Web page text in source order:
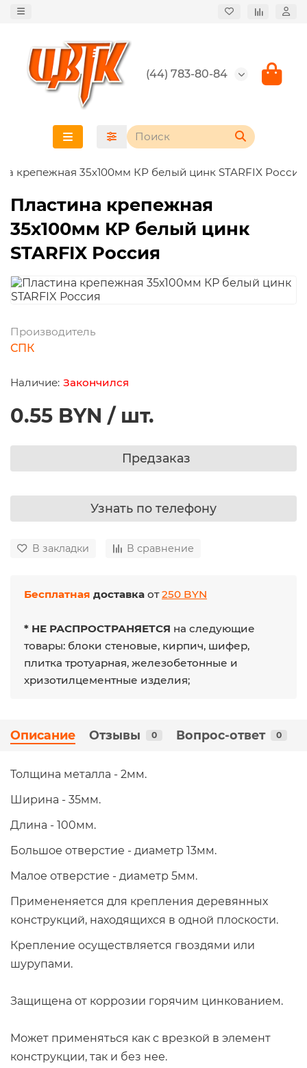
(44) 783-80-84
крепежная 35х100мм КР белый цинк STARFIX Россия
Пластина крепежная
35х100мм КР белый цинк
STARFIX Россия
Производитель
СПК
Закончился
0.55 BYN / шт.
Предзаказ
Узнать по телефону
В закладки В сравнение
Бесплатная доставка от250 BYN
* НЕ РАСПРОСТРАНЯЕТСЯ на следующие
товары: блоки стеновые, кирпич, шифер,
плитка тротуарная, железобетонные и
хризотилцементные изделия;
Описание Отзывы 0 Вопрос-ответ 0
Толщина металла - 2мм.
Ширина - 35мм.
Длина - 100мм.
Большое отверстие - диаметр 13мм.
Малое отверстие - диаметр 5мм.
Примененяется для крепления деревянных
конструкций, находящихся в одной плоскости.
Крепление осуществляется гвоздями или
шурупами.
Защищена от коррозии горячим цинкованием.
Может применяться как с врезкой в элемент
конструкции, так и без нее.